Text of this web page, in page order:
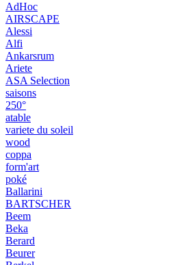
AdHoc
AIRSCAPE
Alessi
Alfi
Ankarsrum
Ariete
ASA Selection
saisons
250°
atable
variete du soleil
wood
coppa
form'art
poké
Ballarini
BARTSCHER
Beem
Beka
Berard
Beurer